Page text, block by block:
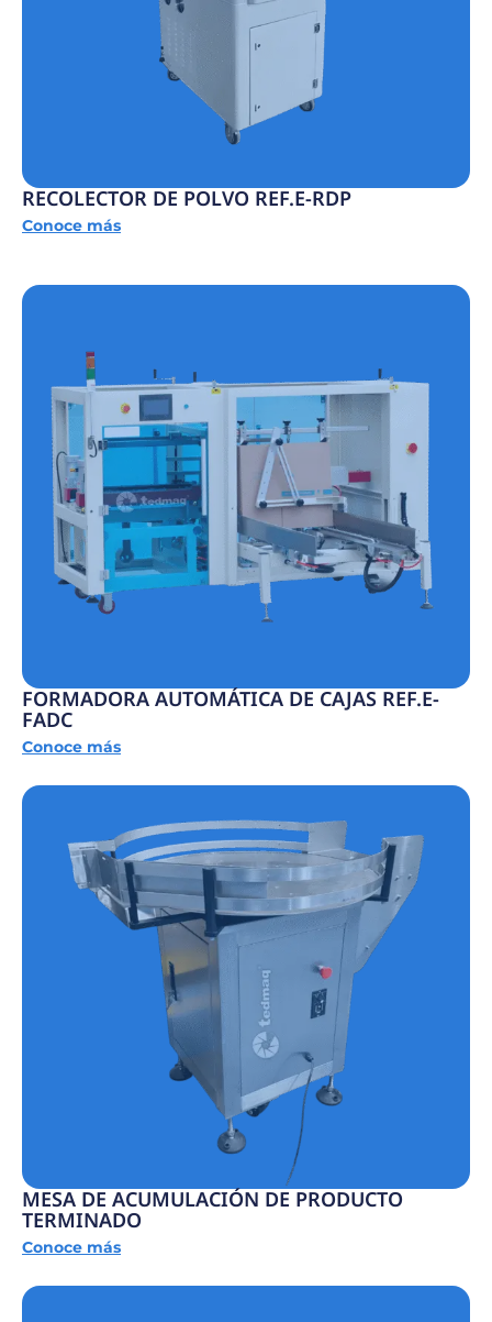
RECOLECTOR DE POLVO REF.E-RDP
Conoce más
FORMADORA AUTOMÁTICA DE CAJAS REF.E-
FADC
Conoce más
MESA DE ACUMULACIÓN DE PRODUCTO
TERMINADO
Conoce más